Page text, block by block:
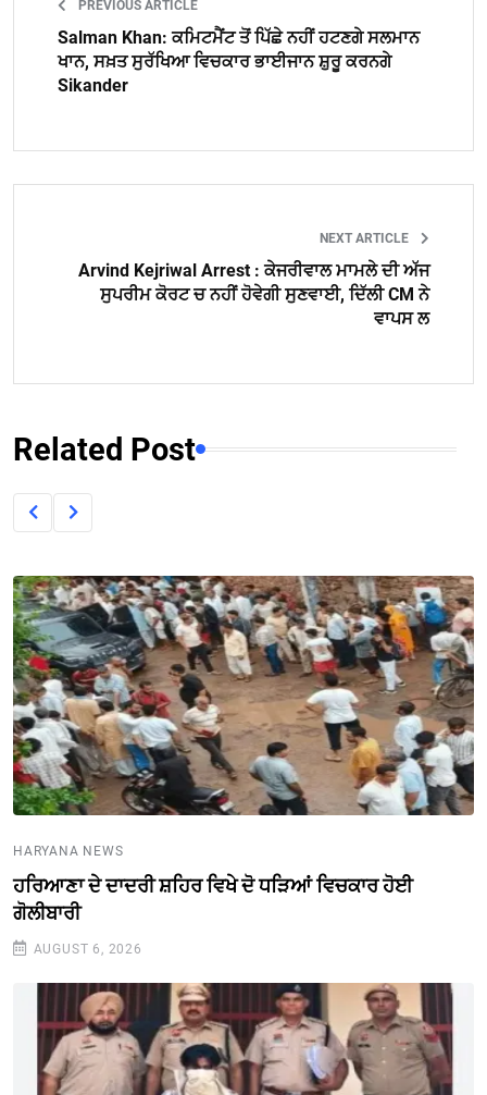
PREVIOUS ARTICLE
Salman Khan: ਕਮਿਟਮੈਂਟ ਤੋਂ ਪਿੱਛੇ ਨਹੀਂ ਹਟਣਗੇ ਸਲਮਾਨ
ਖਾਨ, ਸਖ਼ਤ ਸੁਰੱਖਿਆ ਵਿਚਕਾਰ ਭਾਈਜਾਨ ਸ਼ੁਰੂ ਕਰਨਗੇ
Sikander
NEXT ARTICLE
Arvind Kejriwal Arrest : ਕੇਜਰੀਵਾਲ ਮਾਮਲੇ ਦੀ ਅੱਜ
ਸੁਪਰੀਮ ਕੋਰਟ ਚ ਨਹੀਂ ਹੋਵੇਗੀ ਸੁਣਵਾਈ, ਦਿੱਲੀ CM ਨੇ
ਵਾਪਸ ਲ
Related Post
HARYANA NEWS
ਹਰਿਆਣਾ ਦੇ ਦਾਦਰੀ ਸ਼ਹਿਰ ਵਿਖੇ ਦੋ ਧੜਿਆਂ ਵਿਚਕਾਰ ਹੋਈ
ਗੋਲੀਬਾਰੀ
AUGUST 6, 2026